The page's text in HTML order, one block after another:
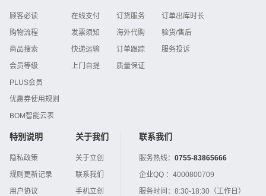
顾客必读
购物流程
商品搜索
会员等级
PLUS会员
优惠券使用规则
BOM智能云表
在线支付
发票须知
快递运输
上门自提
订货服务
海外代购
订单跟踪
质量保证
订单出库时长
验货/售后
服务投诉
特别说明
隐私政策
规则更新记录
用户协议
关于我们
关于立创
联系我们
手机立创
联系我们
服务热线： 0755-83865666
企业QQ ： 4000800709
服务时间： 8:30-18:30（工作日）